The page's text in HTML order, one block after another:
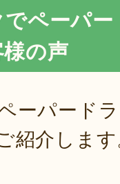
ペーパ
の声
ーパード
紹介しま